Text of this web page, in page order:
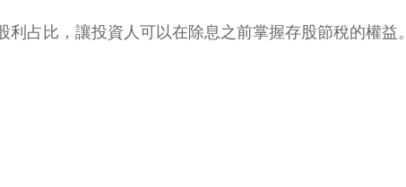
占比，讓投資人可以在除息之前掌握存股節稅的權益。